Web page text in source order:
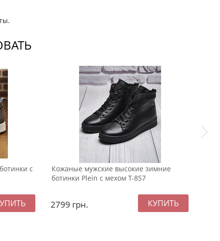
с
Кожаные мужские высокие зимние
ботинки Plein с мехом Т-857
2799 грн.